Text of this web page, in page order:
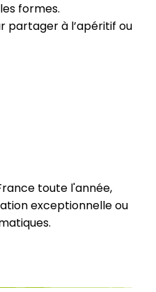
formes.
partager à l’apéritif ou
toute l'année,
exceptionnelle ou